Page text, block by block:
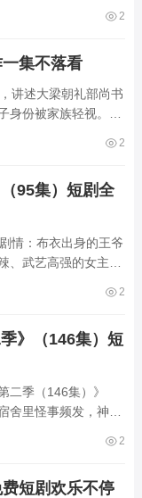
随着谜团逐渐揭开，
2
一集不落看
讲述大梁朝礼部尚书
身份被家族轻视。为
子、隐忍腹黑的三皇
2
95集）短剧全
情：布衣出身的王爷
、武艺高强的女主。
本领多次化解危机，
2
》（146集）短
二季（146集）》
舍里怪事频发，神秘
开宿舍隐藏的恐怖秘
2
费短剧欢乐不停